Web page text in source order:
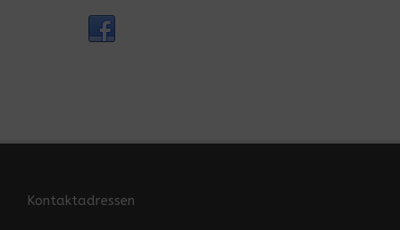
Kontaktadressen